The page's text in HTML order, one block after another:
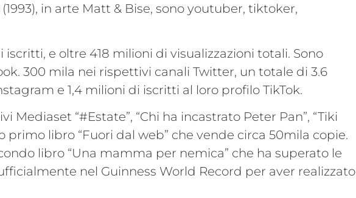
in arte Matt & Bise, sono youtuber, tiktoker,
e oltre 418 milioni di visualizzazioni totali. Sono
300 mila nei rispettivi canali Twitter, un totale di 3.6
e 1,4 milioni di iscritti al loro profilo TikTok.
“#Estate”, “Chi ha incastrato Peter Pan”, “Tiki
primo libro “Fuori dal web” che vende circa 50mila copie.
libro “Una mamma per nemica” che ha superato le
nel Guinness World Record per aver realizzato